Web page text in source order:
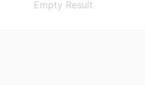
Empty Result